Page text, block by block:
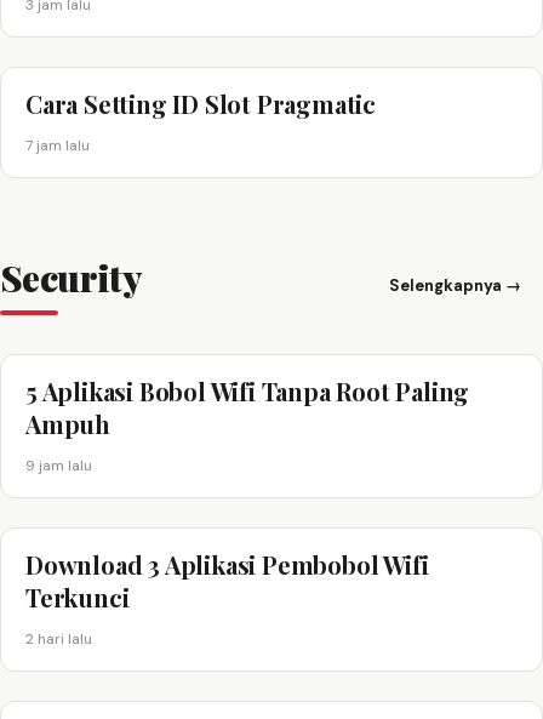
3 jam lalu
Cara Setting ID Slot Pragmatic
7 jam lalu
Security Selengkapnya →
5 Aplikasi Bobol Wifi Tanpa Root Paling
Ampuh
9 jam lalu
Download 3 Aplikasi Pembobol Wifi
Terkunci
2 hari lalu